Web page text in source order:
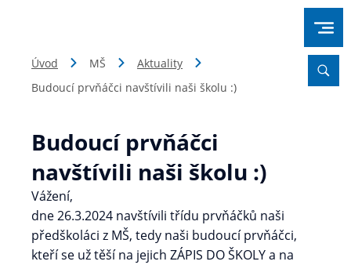
Úvod MŠ
Aktuality
Budoucí prvňáčci navštívili naši školu :)
Budoucí prvňáčci
navštívili naši školu :)
Vážení,
dne 26.3.2024 navštívili třídu prvňáčků naši
předškoláci z MŠ, tedy naši budoucí prvňáčci,
kteří se už těší na jejich ZÁPIS DO ŠKOLY a na